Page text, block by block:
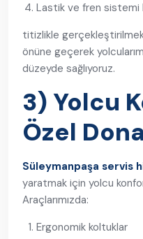
Lastik ve fren sistemi
titizlikle
önüne geçerek
düzeyde sağlıyoruz.
3) Yolcu
Özel
Süleymanpaşa servis
yaratmak için yolcu
Araçlarımızda:
Ergonomik koltuklar